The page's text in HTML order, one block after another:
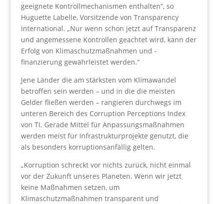
geeignete Kontrollmechanismen enthalten“, so
Huguette Labelle, Vorsitzende von Transparency
International. „Nur wenn schon jetzt auf Transparenz
und angemessene Kontrollen geachtet wird, kann der
Erfolg von Klimaschutzmaßnahmen und -
finanzierung gewährleistet werden.“
Jene Länder die am stärksten vom Klimawandel
betroffen sein werden – und in die die meisten
Gelder fließen werden – rangieren durchwegs im
unteren Bereich des Corruption Perceptions Index
von TI. Gerade Mittel für Anpassungsmaßnahmen
werden meist für Infrastrukturprojekte genutzt, die
als besonders korruptionsanfällig gelten.
„Korruption schreckt vor nichts zurück, nicht einmal
vor der Zukunft unseres Planeten. Wenn wir jetzt
keine Maßnahmen setzen, um
Klimaschutzmaßnahmen transparent und